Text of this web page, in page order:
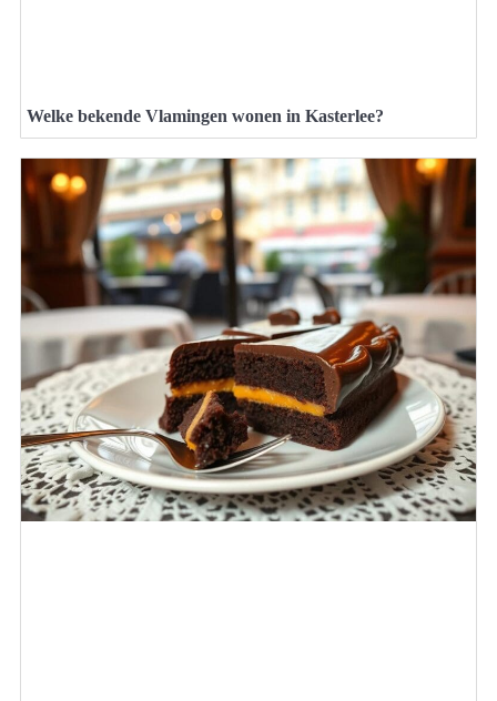
Welke bekende Vlamingen wonen in Kasterlee?